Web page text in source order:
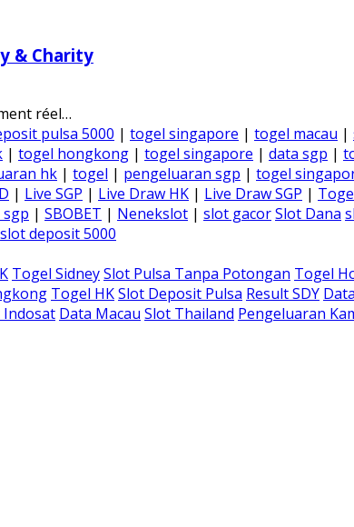
& Charity
réel…
pulsa 5000 | togel singapore | togel macau |
| togel hongkong | togel singapore | data sgp |
hk | togel | pengeluaran sgp | togel
| Live SGP | Live Draw HK | Live Draw SGP |
| SBOBET | Nenekslot | slot gacorSlot Dana
slot deposit 5000
Togel SidneySlot Pulsa Tanpa Potongan Togel
Togel HKSlot Deposit Pulsa Result SDY
Indosat Data Macau Slot Thailand Pengeluaran